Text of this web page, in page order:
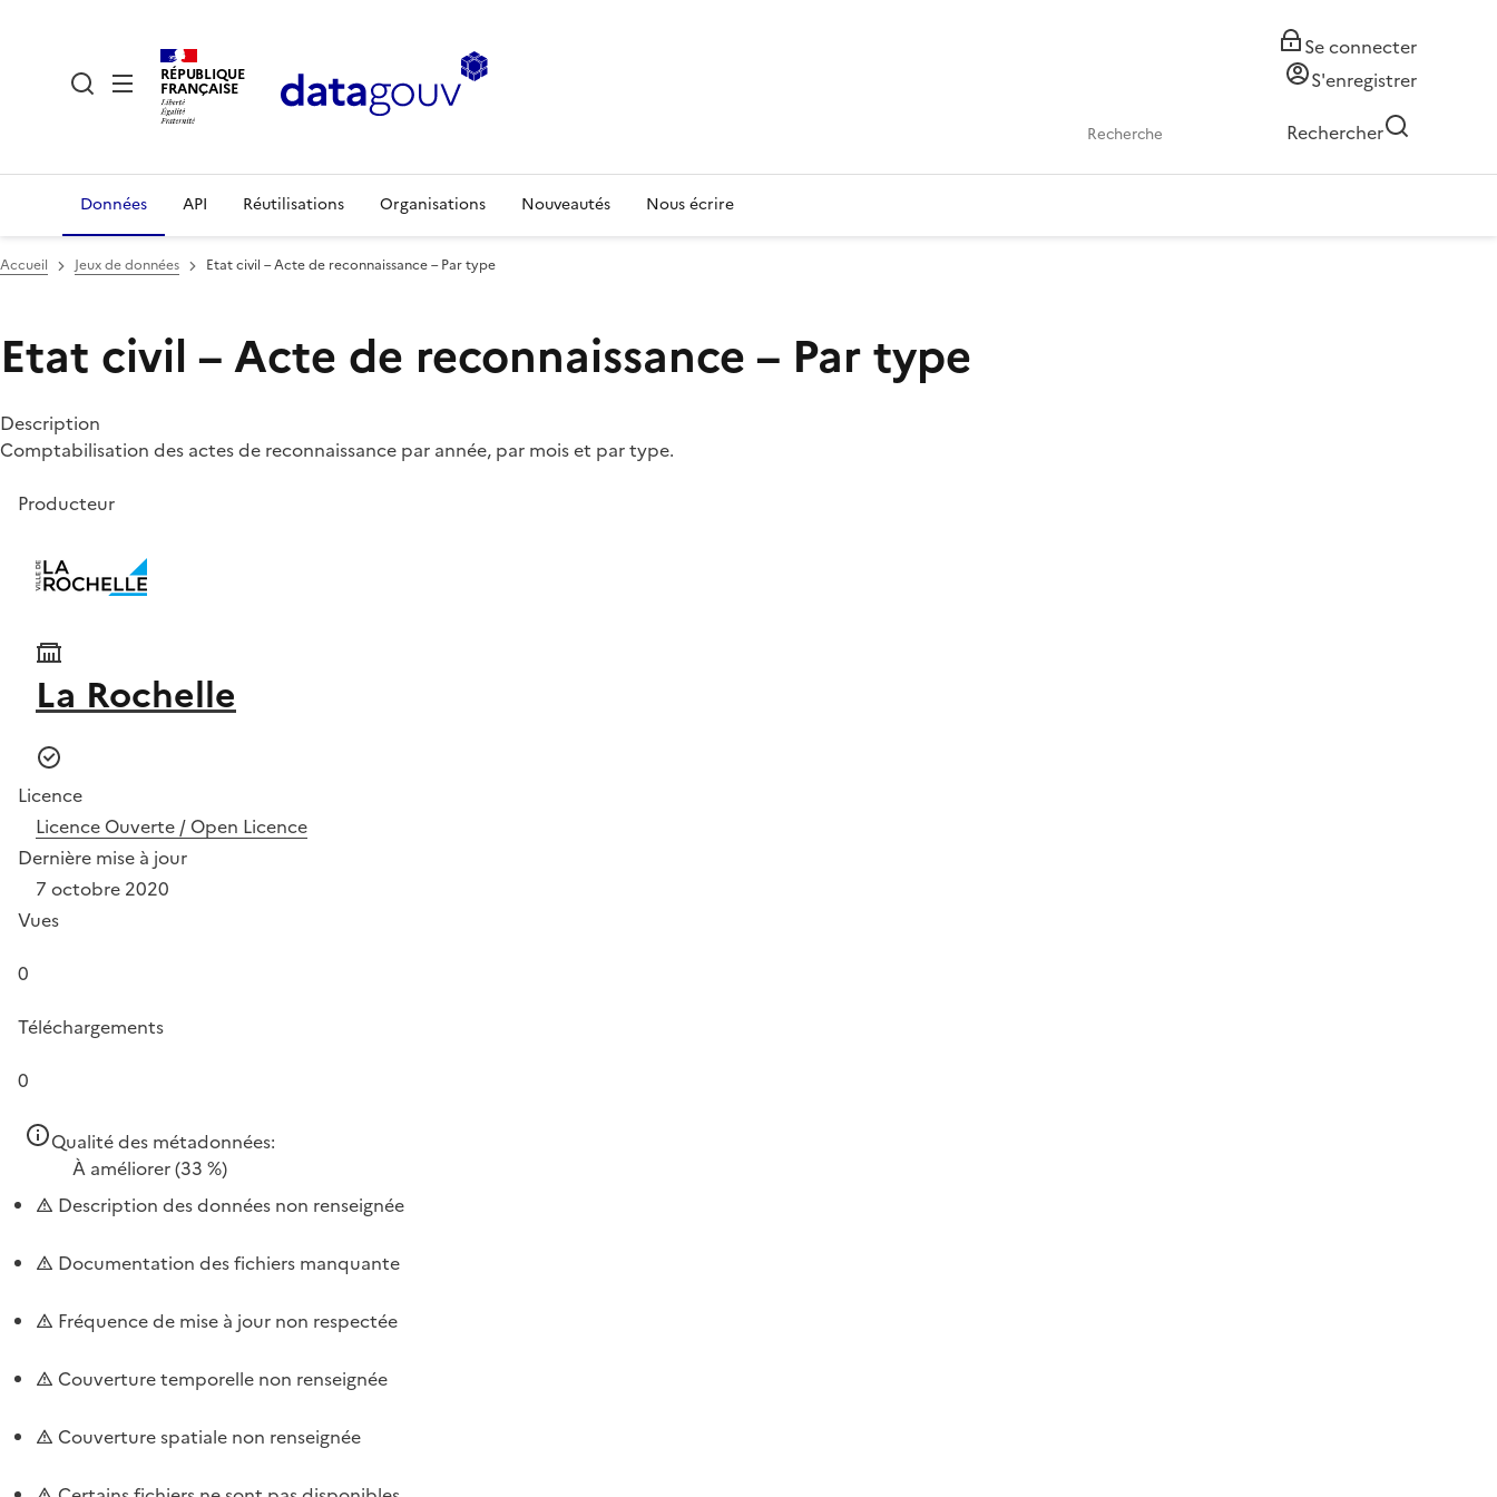
RÉPUBLIQUE
FRANÇAISE
Se connecter
S'enregistrer
Rechercher
Données API Réutilisations Organisations Nouveautés Nous écrire
Accueil Jeux de données Etat civil – Acte de reconnaissance – Par type
Etat civil – Acte de reconnaissance – Par type
Description
Comptabilisation des actes de reconnaissance par année, par mois et par type.
Producteur
La Rochelle
Licence
Licence Ouverte / Open Licence
Dernière mise à jour
7 octobre 2020
Vues
0
Téléchargements
0
Qualité des métadonnées:
À améliorer(33 %)
Description des données non renseignée
Documentation des fichiers manquante
Fréquence de mise à jour non respectée
Couverture temporelle non renseignée
Couverture spatiale non renseignée